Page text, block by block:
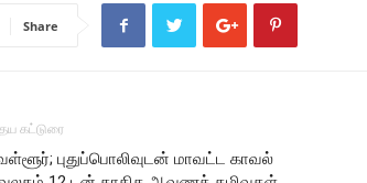
Share
கட்டுரை
புதுப்பொலிவுடன் மாவட்ட காவல்